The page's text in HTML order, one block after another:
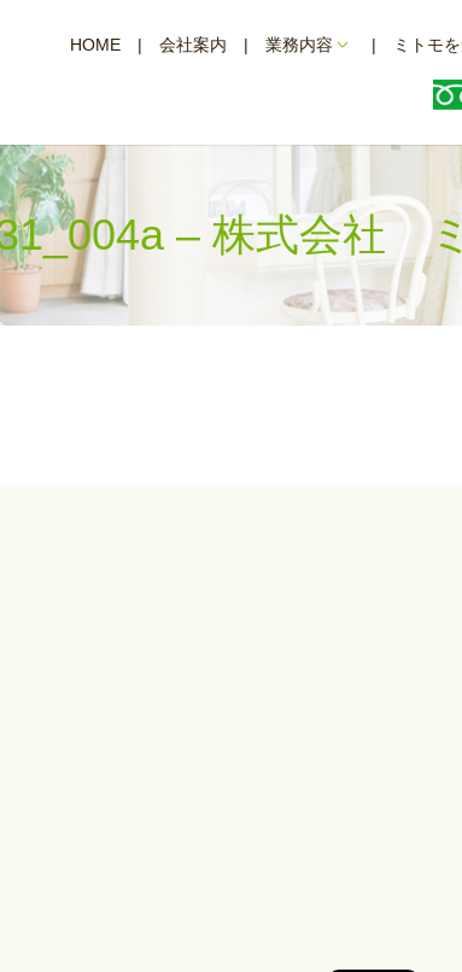
HOME 会社案内 業務内容 ミトモ
– 株式会社